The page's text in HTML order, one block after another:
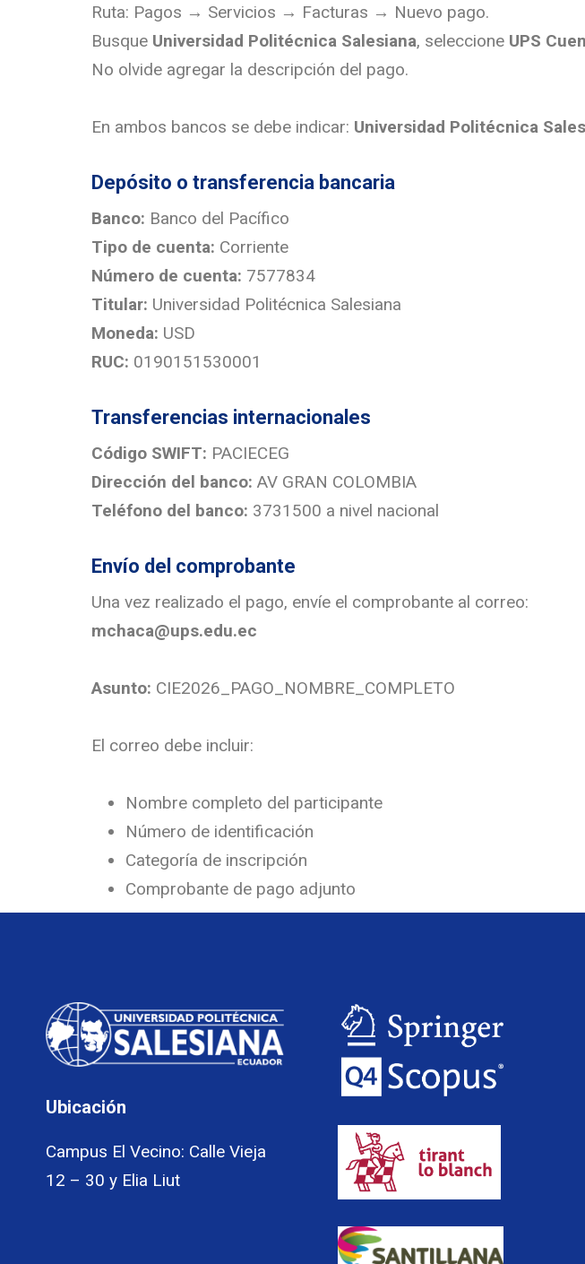
Ruta: Pagos → Servicios → Facturas → Nuevo pago.
Busque Universidad Politécnica Salesiana, seleccione UPS
No olvide agregar la descripción del pago.
En ambos bancos se debe indicar: Universidad Politécnica
Depósito o transferencia bancaria
Banco: Banco del Pacífico
Tipo de cuenta: Corriente
Número de cuenta: 7577834
Titular: Universidad Politécnica Salesiana
Moneda: USD
RUC: 0190151530001
Transferencias internacionales
Código SWIFT: PACIECEG
Dirección del banco: AV GRAN COLOMBIA
Teléfono del banco: 3731500 a nivel nacional
Envío del comprobante
Una vez realizado el pago, envíe el comprobante al correo:
mchaca@ups.edu.ec
Asunto: CIE2026_PAGO_NOMBRE_COMPLETO
El correo debe incluir:
Nombre completo del participante
Número de identificación
Categoría de inscripción
Comprobante de pago adjunto
Ubicación
Campus El Vecino: Calle Vieja
12 – 30 y Elia Liut